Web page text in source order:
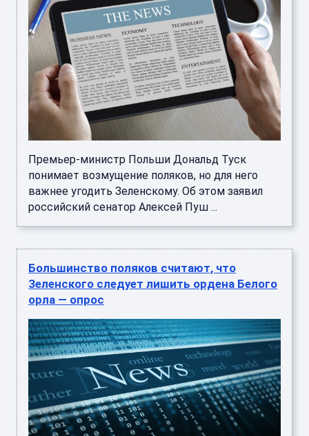
Премьер-министр Польши Дональд Туск
понимает возмущение поляков, но для него
важнее угодить Зеленскому. Об этом заявил
российский сенатор Алексей Пуш ...
Большинство поляков считают, что
Зеленского следует лишить ордена Белого
орла — опрос